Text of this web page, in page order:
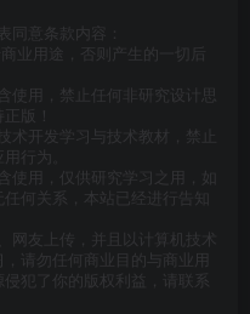
同意条款内容：
业用途，否则产生的一切后
使用，禁止任何非研究设计思
版！
术开发学习与技术教材，禁止
行为。
使用，仅供研究学习之用，如
何关系，本站已经进行告知
网友上传，并且以计算机技术
请勿任何商业目的与商业用
犯了你的版权利益，请联系